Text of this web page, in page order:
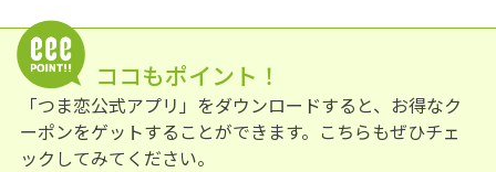
ココもポイント！
「つま恋公式アプリ」をダウンロードすると、お得なク
ーポンをゲットすることができます。こちらもぜひチェ
ックしてみてください。